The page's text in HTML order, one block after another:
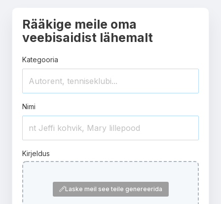
Rääkige meile oma
veebisaidist lähemalt
Kategooria
Nimi
Kirjeldus
Laske meil see teile genereerida